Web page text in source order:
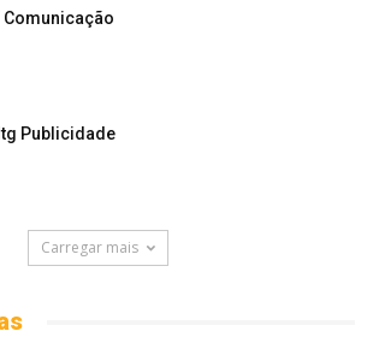
Comunicação
Publicidade
Carregar mais